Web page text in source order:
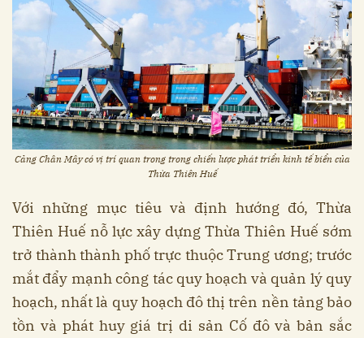
Cảng Chân Mây có vị trí quan trong trong chiến lược phát triển kinh tế biển của
Thừa Thiên Huế
Với những mục tiêu và định hướng đó, Thừa
Thiên Huế nỗ lực xây dựng Thừa Thiên Huế sớm
trở thành thành phố trực thuộc Trung ương; trước
mắt đẩy mạnh công tác quy hoạch và quản lý quy
hoạch, nhất là quy hoạch đô thị trên nền tảng bảo
tồn và phát huy giá trị di sản Cố đô và bản sắc